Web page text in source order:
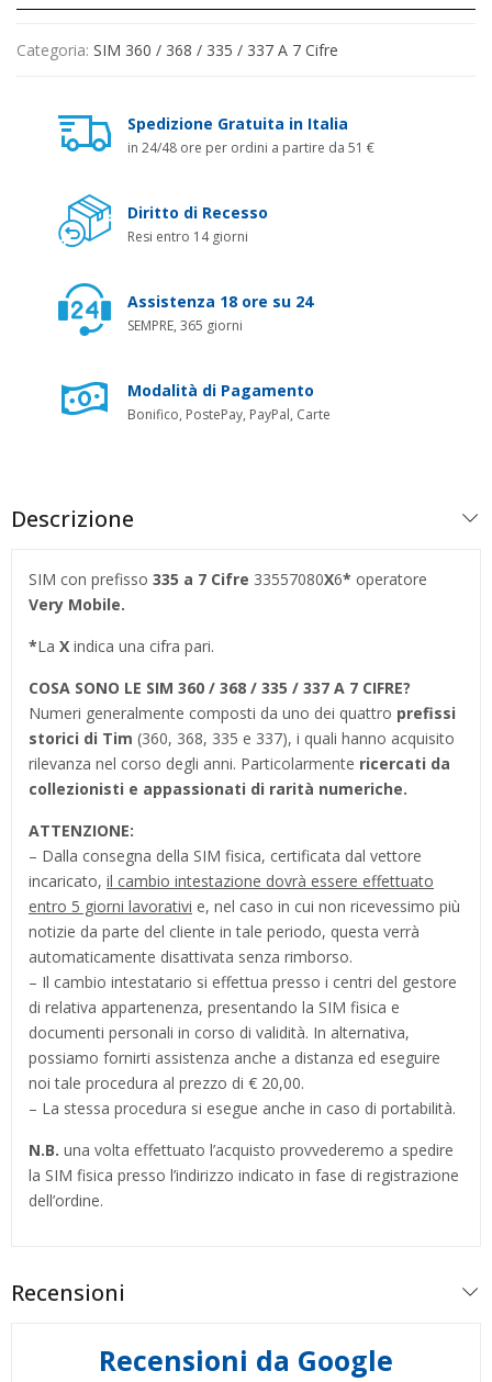
Categoria: SIM 360 / 368 / 335 / 337 A 7 Cifre
Spedizione Gratuita in Italia
in 24/48 ore per ordini a partire da 51 €
Diritto di Recesso
Resi entro 14 giorni
Assistenza 18 ore su 24
SEMPRE, 365 giorni
Modalità di Pagamento
Bonifico, PostePay, PayPal, Carte
Descrizione
SIM con prefisso 335 a 7 Cifre 33557080X6* operatore
Very Mobile.
*La X indica una cifra pari.
COSA SONO LE SIM 360 / 368 / 335 / 337 A 7 CIFRE?
Numeri generalmente composti da uno dei quattro prefissi
storici di Tim (360, 368, 335 e 337), i quali hanno acquisito
rilevanza nel corso degli anni. Particolarmente ricercati da
collezionisti e appassionati di rarità numeriche.
ATTENZIONE:
– Dalla consegna della SIM fisica, certificata dal vettore
incaricato, il cambio intestazione dovrà essere effettuato
entro 5 giorni lavorativi e, nel caso in cui non ricevessimo più
notizie da parte del cliente in tale periodo, questa verrà
automaticamente disattivata senza rimborso.
– Il cambio intestatario si effettua presso i centri del gestore
di relativa appartenenza, presentando la SIM fisica e
documenti personali in corso di validità. In alternativa,
possiamo fornirti assistenza anche a distanza ed eseguire
noi tale procedura al prezzo di € 20,00.
– La stessa procedura si esegue anche in caso di portabilità.
N.B. una volta effettuato l’acquisto provvederemo a spedire
la SIM fisica presso l’indirizzo indicato in fase di registrazione
dell’ordine.
Recensioni
Recensioni da Google